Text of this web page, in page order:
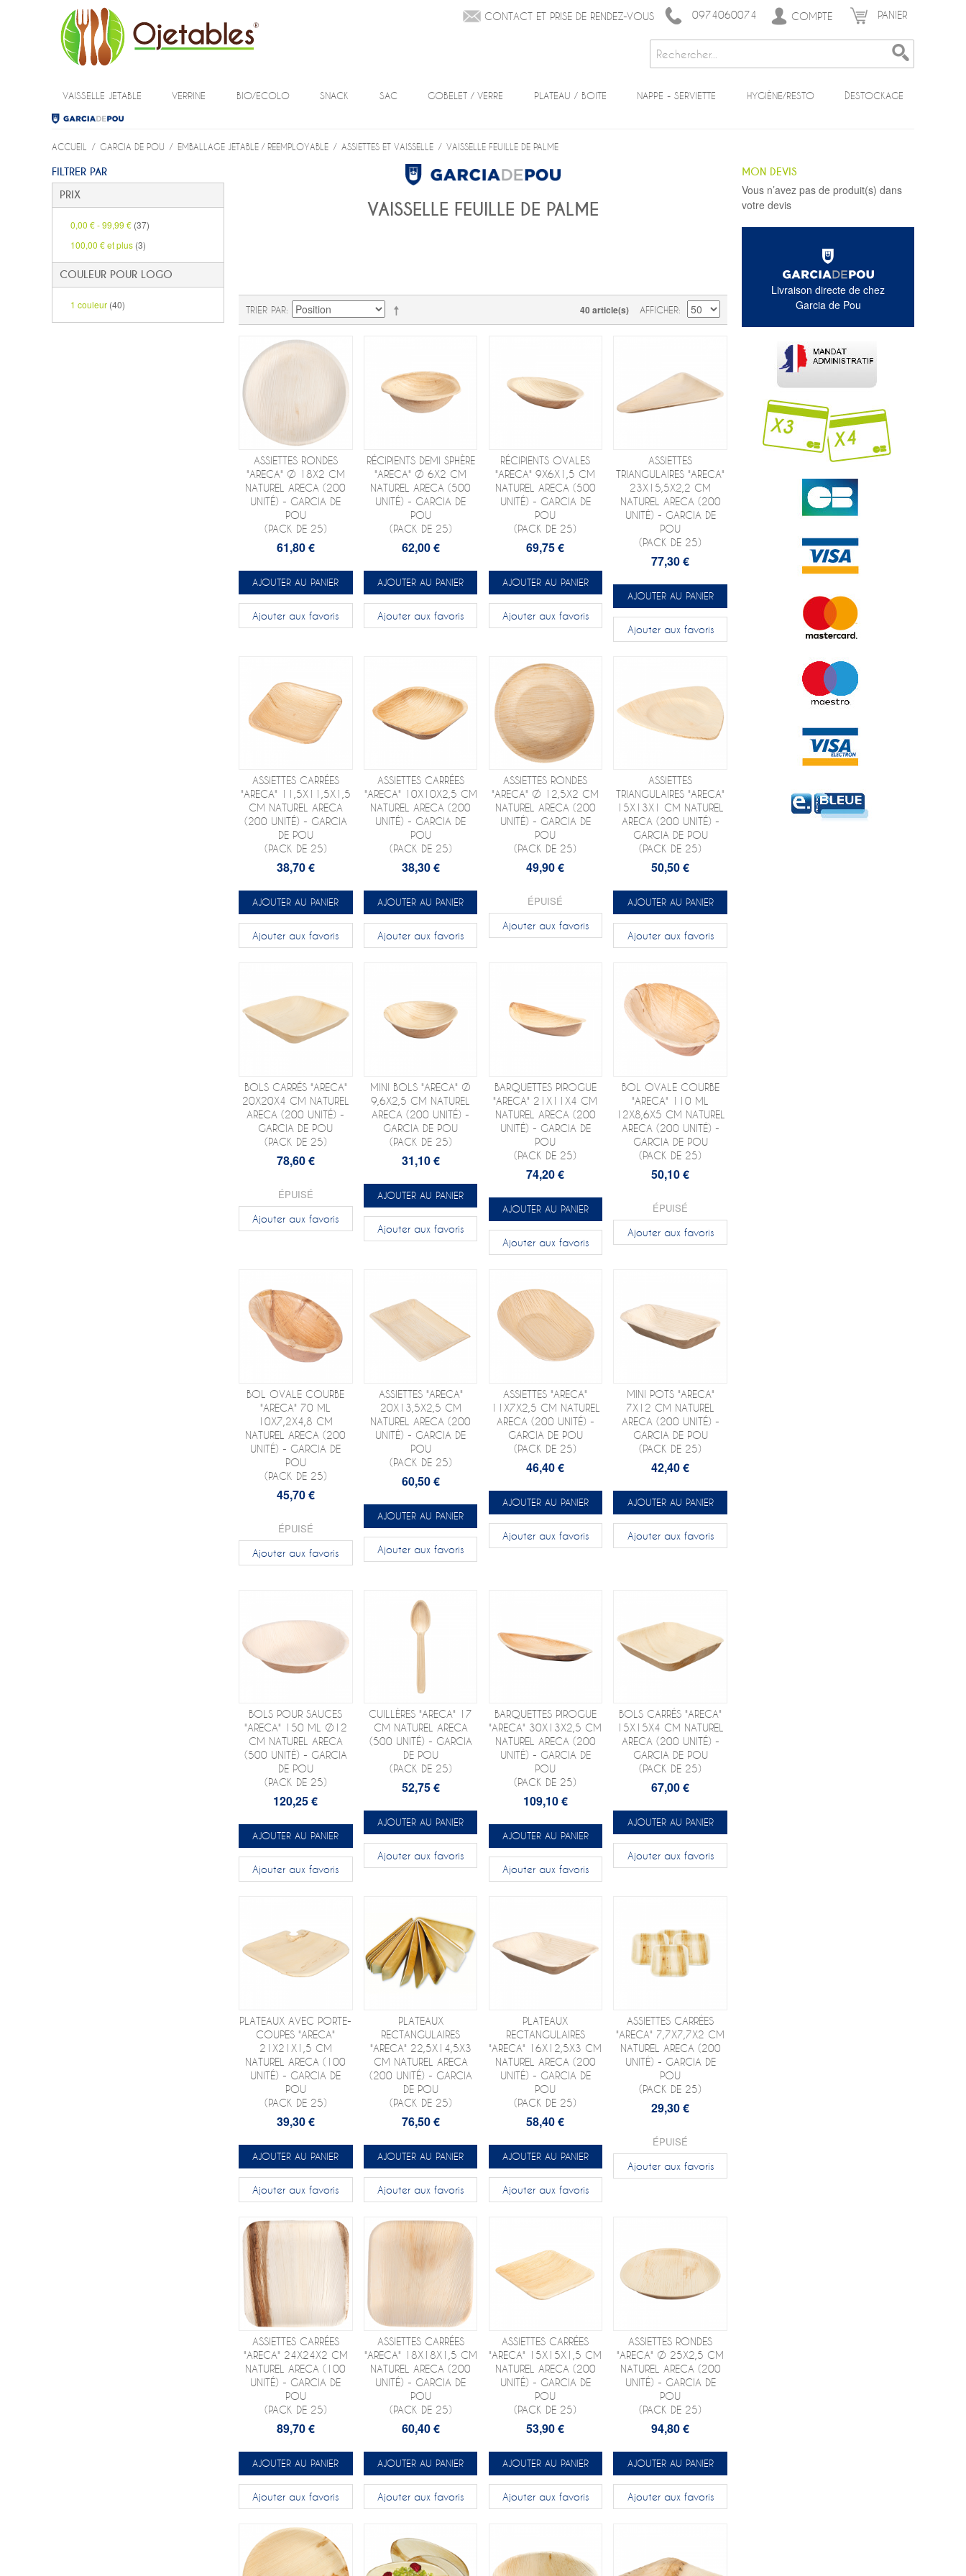
CONTACT ET PRISE DE RENDEZ-VOUS 0974060074 COMPTE PANIER
VAISSELLE JETABLE VERRINE BIO/ECOLO SNACK SAC GOBELET / VERRE PLATEAU / BOITE NAPPE - SERVIETTE HYGIÈNE/RESTO DESTOCKAGE
ACCUEIL / GARCIA DE POU / EMBALLAGE JETABLE / REEMPLOYABLE / ASSIETTES ET VAISSELLE / VAISSELLE FEUILLE DE PALME
FILTRER PAR
PRIX
0,00 €-99,99 € (37)
100,00 €et plus (3)
COULEUR POUR LOGO
1 couleur (40)
VAISSELLE FEUILLE DE PALME
TRIER PAR 40 article(s) AFFICHER
ASSIETTES RONDES
"ARECA" Ø 18X2 CM
NATUREL ARECA (200
UNITÉ) - GARCIA DE
POU
(PACK DE 25)
61,80 €
AJOUTER AU PANIER
Ajouter aux favoris
RÉCIPIENTS DEMI SPHÈRE
"ARECA" Ø 6X2 CM
NATUREL ARECA (500
UNITÉ) - GARCIA DE
POU
(PACK DE 25)
62,00 €
AJOUTER AU PANIER
Ajouter aux favoris
RÉCIPIENTS OVALES
"ARECA" 9X6X1,5 CM
NATUREL ARECA (500
UNITÉ) - GARCIA DE
POU
(PACK DE 25)
69,75 €
AJOUTER AU PANIER
Ajouter aux favoris
ASSIETTES
TRIANGULAIRES "ARECA"
23X15,5X2,2 CM
NATUREL ARECA (200
UNITÉ) - GARCIA DE
POU
(PACK DE 25)
77,30 €
AJOUTER AU PANIER
Ajouter aux favoris
ASSIETTES CARRÉES
"ARECA" 11,5X11,5X1,5
CM NATUREL ARECA
(200 UNITÉ) - GARCIA
DE POU
(PACK DE 25)
38,70 €
AJOUTER AU PANIER
Ajouter aux favoris
ASSIETTES CARRÉES
"ARECA" 10X10X2,5 CM
NATUREL ARECA (200
UNITÉ) - GARCIA DE
POU
(PACK DE 25)
38,30 €
AJOUTER AU PANIER
Ajouter aux favoris
ASSIETTES RONDES
"ARECA" Ø 12,5X2 CM
NATUREL ARECA (200
UNITÉ) - GARCIA DE
POU
(PACK DE 25)
49,90 €
ÉPUISÉ
Ajouter aux favoris
ASSIETTES
TRIANGULAIRES "ARECA"
15X13X1 CM NATUREL
ARECA (200 UNITÉ) -
GARCIA DE POU
(PACK DE 25)
50,50 €
AJOUTER AU PANIER
Ajouter aux favoris
BOLS CARRÉS "ARECA"
20X20X4 CM NATUREL
ARECA (200 UNITÉ) -
GARCIA DE POU
(PACK DE 25)
78,60 €
ÉPUISÉ
Ajouter aux favoris
MINI BOLS "ARECA" Ø
9,6X2,5 CM NATUREL
ARECA (200 UNITÉ) -
GARCIA DE POU
(PACK DE 25)
31,10 €
AJOUTER AU PANIER
Ajouter aux favoris
BARQUETTES PIROGUE
"ARECA" 21X11X4 CM
NATUREL ARECA (200
UNITÉ) - GARCIA DE
POU
(PACK DE 25)
74,20 €
AJOUTER AU PANIER
Ajouter aux favoris
BOL OVALE COURBE
"ARECA" 110 ML
12X8,6X5 CM NATUREL
ARECA (200 UNITÉ) -
GARCIA DE POU
(PACK DE 25)
50,10 €
ÉPUISÉ
Ajouter aux favoris
BOL OVALE COURBE
"ARECA" 70 ML
10X7,2X4,8 CM
NATUREL ARECA (200
UNITÉ) - GARCIA DE
POU
(PACK DE 25)
45,70 €
ÉPUISÉ
Ajouter aux favoris
ASSIETTES "ARECA"
20X13,5X2,5 CM
NATUREL ARECA (200
UNITÉ) - GARCIA DE
POU
(PACK DE 25)
60,50 €
AJOUTER AU PANIER
Ajouter aux favoris
ASSIETTES "ARECA"
11X7X2,5 CM NATUREL
ARECA (200 UNITÉ) -
GARCIA DE POU
(PACK DE 25)
46,40 €
AJOUTER AU PANIER
Ajouter aux favoris
MINI POTS "ARECA"
7X12 CM NATUREL
ARECA (200 UNITÉ) -
GARCIA DE POU
(PACK DE 25)
42,40 €
AJOUTER AU PANIER
Ajouter aux favoris
BOLS POUR SAUCES
"ARECA" 150 ML Ø12
CM NATUREL ARECA
(500 UNITÉ) - GARCIA
DE POU
(PACK DE 25)
120,25 €
AJOUTER AU PANIER
Ajouter aux favoris
CUILLÈRES "ARECA" 17
CM NATUREL ARECA
(500 UNITÉ) - GARCIA
DE POU
(PACK DE 25)
52,75 €
AJOUTER AU PANIER
Ajouter aux favoris
BARQUETTES PIROGUE
"ARECA" 30X13X2,5 CM
NATUREL ARECA (200
UNITÉ) - GARCIA DE
POU
(PACK DE 25)
109,10 €
AJOUTER AU PANIER
Ajouter aux favoris
BOLS CARRÉS "ARECA"
15X15X4 CM NATUREL
ARECA (200 UNITÉ) -
GARCIA DE POU
(PACK DE 25)
67,00 €
AJOUTER AU PANIER
Ajouter aux favoris
PLATEAUX AVEC PORTE-
COUPES "ARECA"
21X21X1,5 CM
NATUREL ARECA (100
UNITÉ) - GARCIA DE
POU
(PACK DE 25)
39,30 €
AJOUTER AU PANIER
Ajouter aux favoris
PLATEAUX
RECTANGULAIRES
"ARECA" 22,5X14,5X3
CM NATUREL ARECA
(200 UNITÉ) - GARCIA
DE POU
(PACK DE 25)
76,50 €
AJOUTER AU PANIER
Ajouter aux favoris
PLATEAUX
RECTANGULAIRES
"ARECA" 16X12,5X3 CM
NATUREL ARECA (200
UNITÉ) - GARCIA DE
POU
(PACK DE 25)
58,40 €
AJOUTER AU PANIER
Ajouter aux favoris
ASSIETTES CARRÉES
"ARECA" 7,7X7,7X2 CM
NATUREL ARECA (200
UNITÉ) - GARCIA DE
POU
(PACK DE 25)
29,30 €
ÉPUISÉ
Ajouter aux favoris
ASSIETTES CARRÉES
"ARECA" 24X24X2 CM
NATUREL ARECA (100
UNITÉ) - GARCIA DE
POU
(PACK DE 25)
89,70 €
AJOUTER AU PANIER
Ajouter aux favoris
ASSIETTES CARRÉES
"ARECA" 18X18X1,5 CM
NATUREL ARECA (200
UNITÉ) - GARCIA DE
POU
(PACK DE 25)
60,40 €
AJOUTER AU PANIER
Ajouter aux favoris
ASSIETTES CARRÉES
"ARECA" 15X15X1,5 CM
NATUREL ARECA (200
UNITÉ) - GARCIA DE
POU
(PACK DE 25)
53,90 €
AJOUTER AU PANIER
Ajouter aux favoris
ASSIETTES RONDES
"ARECA" Ø 25X2,5 CM
NATUREL ARECA (200
UNITÉ) - GARCIA DE
POU
(PACK DE 25)
94,80 €
AJOUTER AU PANIER
Ajouter aux favoris
MON DEVIS
Vous n’avez pas de produit(s) dans
votre devis
Livraison directe de chez
Garcia de Pou